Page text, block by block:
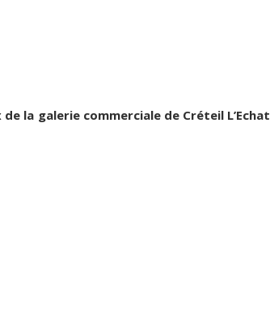
la galerie commerciale de Créteil L’Echat